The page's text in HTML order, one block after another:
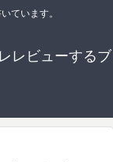
ています。
レビューするブ